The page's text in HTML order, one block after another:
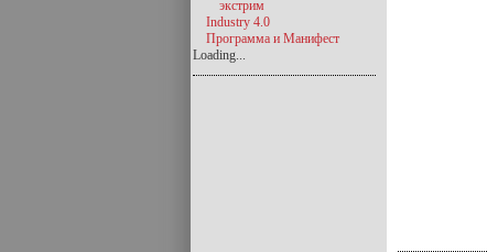
экстрим
Industry 4.0
Программа и Манифест
Loading...